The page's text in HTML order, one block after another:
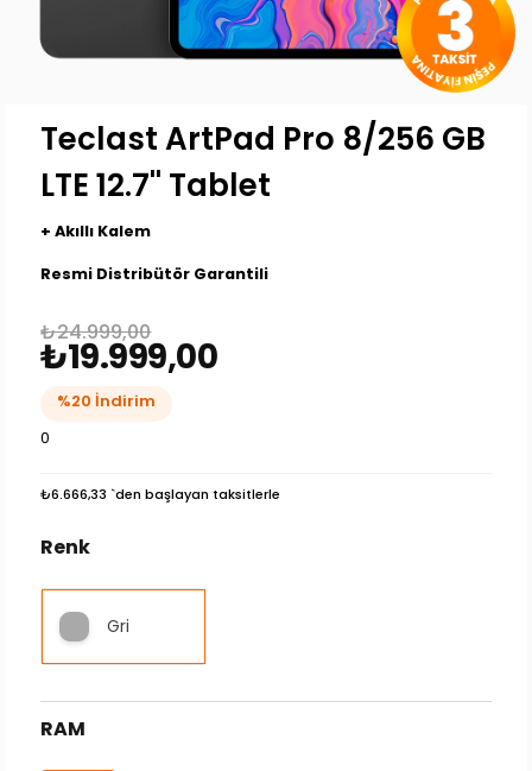
Teclast ArtPad Pro 8/256 GB
LTE 12.7'' Tablet
+ Akıllı Kalem
Resmi Distribütör Garantili
₺24.999,00
₺19.999,00
%20 İndirim
0
₺6.666,33 `den başlayan taksitlerle
Renk
Gri
RAM